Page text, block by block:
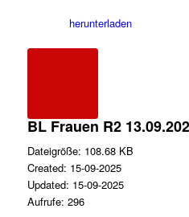
herunterladen
BL Frauen R2
Dateigröße: 108.68 KB
Created: 15-09-2025
Updated: 15-09-2025
Aufrufe: 296